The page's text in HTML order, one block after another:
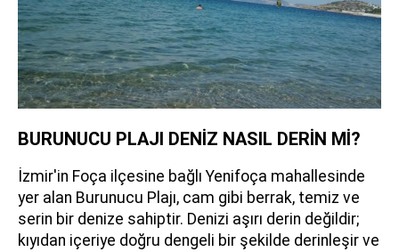
BURUNUCU PLAJI DENİZ NASIL DERİN Mİ?
İzmir'in Foça ilçesine bağlı Yenifoça mahallesinde
yer alan Burunucu Plajı, cam gibi berrak, temiz ve
serin bir denize sahiptir. Denizi aşırı derin değildir;
kıyıdan içeriye doğru dengeli bir şekilde derinleşir ve